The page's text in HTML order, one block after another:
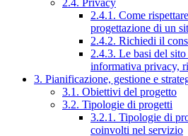
2.4. Privacy
2.4.1. Come
progettazione di un
2.4.2. Richiedi il
2.4.3. Le basi del
informativa privacy,
3. Pianificazione, gestione e
3.1. Obiettivi del progetto
3.2. Tipologie di progetti
3.2.1. Tipologie di
coinvolti nel servizio